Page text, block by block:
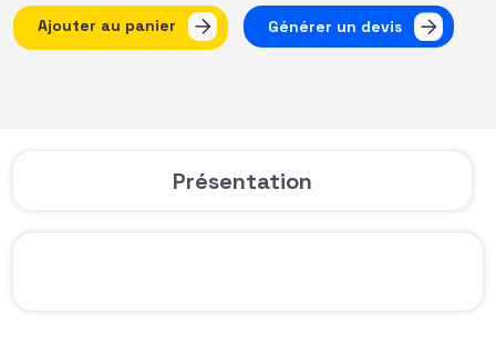
quantité de Masterclass #2 Philanthropie/sollicitation
Ajouter au panier Générer un devis
Présentation